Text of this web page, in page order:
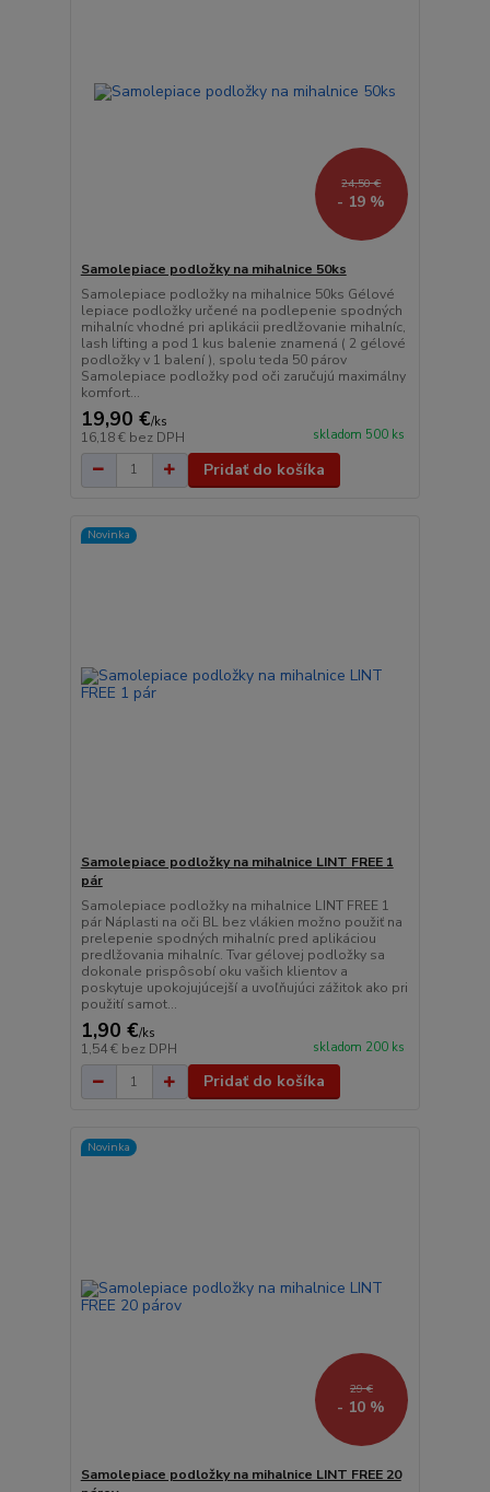
24,50 €
- 19 %
Samolepiace podložky na mihalnice 50ks
Samolepiace podložky na mihalnice 50ks Gélové
lepiace podložky určené na podlepenie spodných
mihalníc vhodné pri aplikácii predlžovanie mihalníc,
lash lifting a pod 1 kus balenie znamená ( 2 gélové
podložky v 1 balení ), spolu teda 50 párov
Samolepiace podložky pod oči zaručujú maximálny
komfort...
19,90 €/ks
16,18 € bez DPH skladom 500 ks
Pridať do košíka
Novinka
Samolepiace podložky na mihalnice LINT FREE 1
pár
Samolepiace podložky na mihalnice LINT FREE 1
pár Náplasti na oči BL bez vlákien možno použiť na
prelepenie spodných mihalníc pred aplikáciou
predlžovania mihalníc. Tvar gélovej podložky sa
dokonale prispôsobí oku vašich klientov a
poskytuje upokojujúcejší a uvoľňujúci zážitok ako pri
použití samot...
1,90 €/ks
1,54 € bez DPH skladom 200 ks
Pridať do košíka
Novinka
29 €
- 10 %
Samolepiace podložky na mihalnice LINT FREE 20